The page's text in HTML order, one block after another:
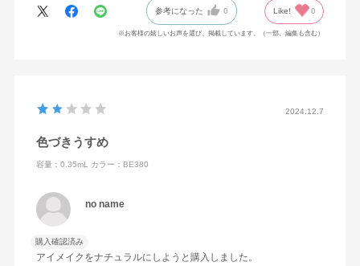
参考になった 0 Like! 0
※お客様の嬉しいお声を選び、掲載しています。（一部、編集も含む）
2024.12.7
色づきうすめ
容量：0.35mL カラー：BE380
no name
購入確認済み
アイメイクをナチュラルにしようと購入しました。